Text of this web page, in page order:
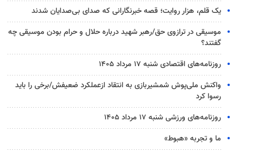
یک قلم، هزار روایت؛ قصه خبرنگارانی که صدای بی‌صدایان شدند
موسیقی در ترازوی حق/رهبر شهید درباره حلال و حرام بودن موسیقی چه
گفتند؟
روزنامه‌های اقتصادی شنبه ۱۷ مرداد ۱۴۰۵
واکنش ملی‌پوش شمشیربازی به انتقاد ازعملکرد ضعیفش/برخی را باید
رسوا کرد
روزنامه‌های ورزشی شنبه ۱۷ مرداد ۱۴۰۵
ما و تجربه «هبوط»